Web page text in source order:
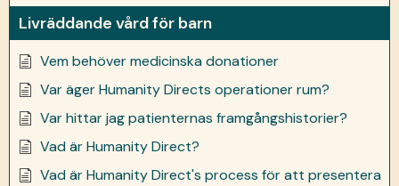
Livräddande vård för barn
Vem behöver medicinska donationer
Var äger Humanity Directs operationer rum?
Var hittar jag patienternas framgångshistorier?
Vad är Humanity Direct?
Vad är Humanity Direct's process för att presentera